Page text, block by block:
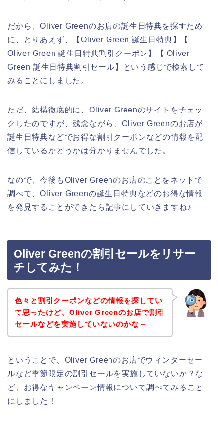
だから、Oliver Greenのお店の誕生日特典を探すため
に、とりあえず、【Oliver Green 誕生日特典】【
Oliver Green 誕生日特典割引クーポン】【 Oliver
Green 誕生日特典割引セール】という感じで検索して
みることにしました。
ただ、結構徹底的に、Oliver Greenのサイトをチェッ
クしたのですが、残念ながら、Oliver Greenのお店が
誕生日特典などでお得な割引クーポンなどの情報を配
信しているかどうかは分かりませんでした。
なので、今後もOliver Greenのお店のことをネットで
調べて、Oliver Greenの誕生日特典などのお得な情報
を発見することができたら記事にしていきますね♪
Oliver Greenの割引セールをリサー
チしてみた！
色々と割引クーポンなどの情報を探してい
て思ったけど、Oliver Greenのお店で割引
セールなどを実施していないのかな～
ということで、Oliver Greenのお店でウィンターセー
ルなど季節限定の割引セールを実施していないか？な
ど、お得なキャンペーン情報について調べてみること
にしました！